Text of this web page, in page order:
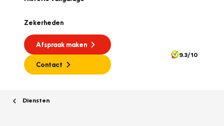
Zekerheden
Afspraak maken
Contact
9.3/10
Diensten